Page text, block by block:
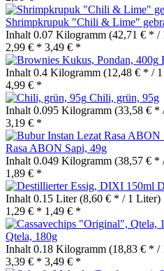
Shrimpkrupuk "Chili & Lime"
Inhalt 0.07 Kilogramm (42,71 € * /
2,99 € * 3,49 € *
Inhalt 0.4 Kilogramm (12,48 € * /
4,99 € *
Chili, grün, 95g
Inhalt 0.095 Kilogramm (33,58 € *
3,19 € *
Rasa ABON Sapi, 49g
Inhalt 0.049 Kilogramm (38,57 € *
1,89 € *
Inhalt 0.15 Liter(8,60 € * / 1 Liter)
1,29 € * 1,49 € *
Qtela, 180g
Inhalt 0.18 Kilogramm (18,83 € * /
3,39 € * 3,49 € *